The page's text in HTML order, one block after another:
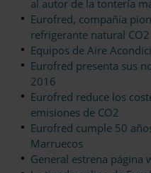
al autor de la tontería
Eurofred, compañía
refrigerante natural CO2
Equipos de Aire
Eurofred presenta sus
2016
Eurofred reduce los
emisiones de CO2
Eurofred cumple 50
Marruecos
General estrena página